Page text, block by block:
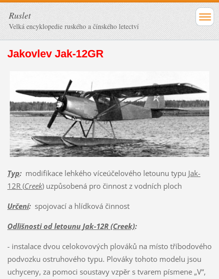
Ruslet
Velká encyklopedie ruského a čínského letectví
Jakovlev Jak-12GR
Typ:modifikace lehkého víceúčelového letounu typu Jak-
12R (Creek)uzpůsobená pro činnost z vodních ploch
Určení:spojovací a hlídková činnost
Odlišnosti od letounu Jak-12R (Creek):
- instalace dvou celokovových plováků na místo tříbodového
podvozku ostruhového typu. Plováky tohoto modelu jsou
uchyceny, za pomoci soustavy vzpěr s tvarem písmene „V“,